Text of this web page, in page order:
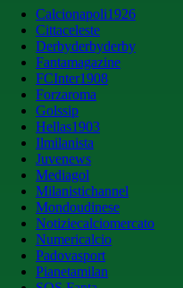
Calcionapoli1926
Cittaceleste
Derbyderbyderby
Fantamagazine
FCInter1908
Forzaroma
Golssip
Hellas1903
Ilmilanista
Juvenews
Mediagol
Milanistichannel
Mondoudinese
Notiziecalciomercato
Numericalcio
Padovasport
Pianetamilan